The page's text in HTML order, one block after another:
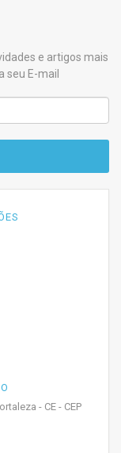
e artigos mais
seu E-mail
- CE - CEP